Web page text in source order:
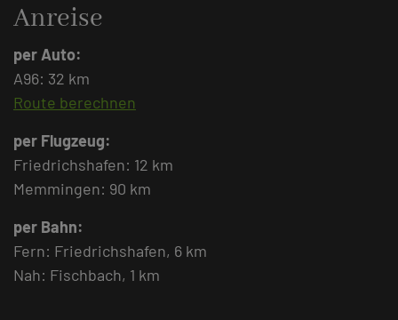
Anreise
per Auto:
A96: 32 km
Route berechnen
per Flugzeug:
Friedrichshafen: 12 km
Memmingen: 90 km
per Bahn:
Fern: Friedrichshafen, 6 km
Nah: Fischbach, 1 km